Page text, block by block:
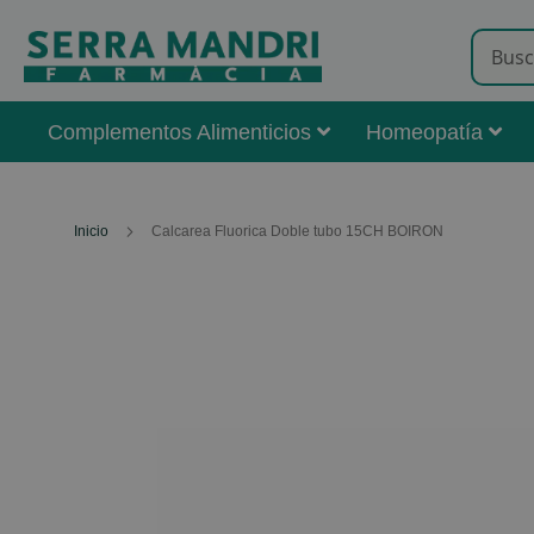
Complementos Alimenticios Homeopatía
Inicio Calcarea Fluorica Doble tubo 15CH BOIRON